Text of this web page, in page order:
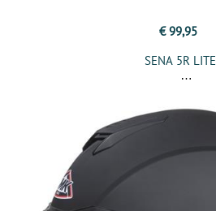
€ 99,95
SENA 5R LITE